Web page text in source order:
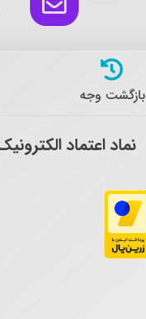
بازگشت وجه
نماد اعتماد